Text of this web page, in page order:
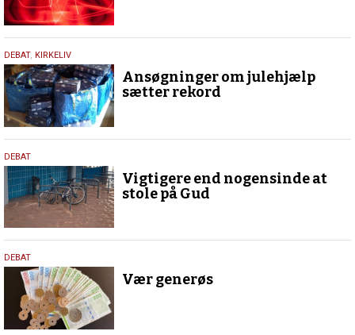
13.
december
2022
DEBAT, KIRKELIV
Ansøgninger om julehjælp
sætter rekord
29.
september
2022
DEBAT
Vigtigere end nogensinde at
stole på Gud
1.
september
2022
DEBAT
Vær generøs